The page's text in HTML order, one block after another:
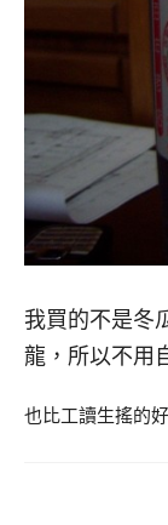
我買的不是冬
龍，所以不用
也比工讀生搖的